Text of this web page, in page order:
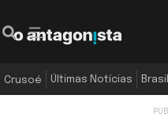
Crusoé Últimas Notícias Brasil